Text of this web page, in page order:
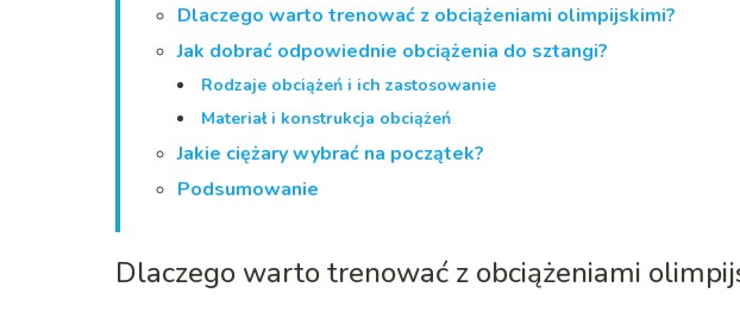
Dlaczego warto trenować z obciążeniami olimpijskimi?
Jak dobrać odpowiednie obciążenia do sztangi?
Rodzaje obciążeń i ich zastosowanie
Materiał i konstrukcja obciążeń
Jakie ciężary wybrać na początek?
Podsumowanie
Dlaczego warto trenować z obciążeniami